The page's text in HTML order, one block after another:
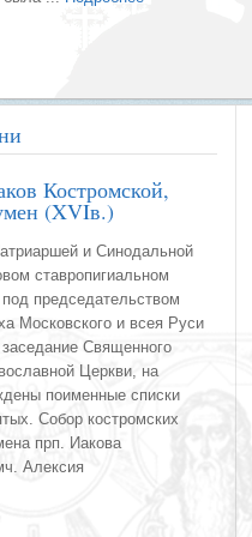
Костромской,
(XVIв.)
и Синодальной
ставропигиальном
председательством
Московского и всея Руси
Священного
Церкви, на
поименные списки
Собор костромских
прп. Иакова
Алексия